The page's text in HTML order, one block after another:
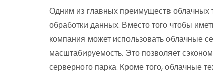
Одним из главных преимуществ облачных
обработки данных. Вместо того чтобы
компания может использовать облачные
масштабируемость. Это позволяет
серверного парка. Кроме того, облачные